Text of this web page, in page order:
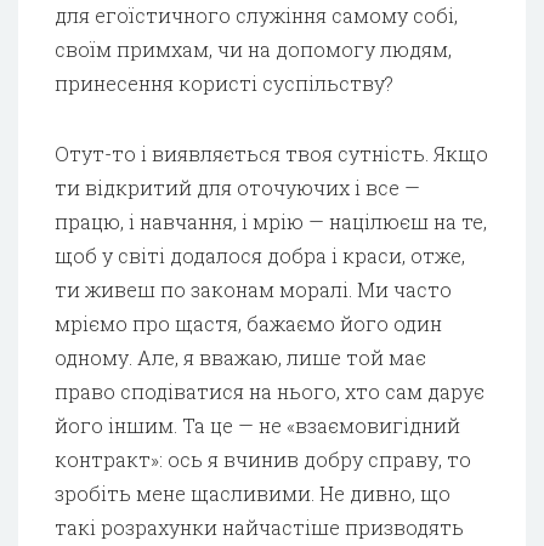
для егоїстичного служіння самому собі,
своїм примхам, чи на допомогу людям,
принесення користі суспільству?
Отут-то і виявляється твоя сутність. Якщо
ти відкритий для оточуючих і все —
працю, і навчання, і мрію — націлюєш на те,
щоб у світі додалося добра і краси, отже,
ти живеш по законам моралі. Ми часто
мріємо про щастя, бажаємо його один
одному. Але, я вважаю, лише той має
право сподіватися на нього, хто сам дарує
його іншим. Та це — не «взаємовигідний
контракт»: ось я вчинив добру справу, то
зробіть мене щасливими. Не дивно, що
такі розрахунки найчастіше призводять